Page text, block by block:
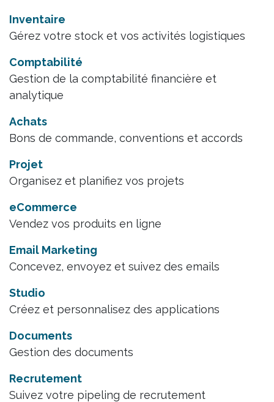
Inventaire
Gérez votre stock et vos activités logistiques
Comptabilité
Gestion de la comptabilité financière et
analytique
Achats
Bons de commande, conventions et accords
Projet
Organisez et planifiez vos projets
eCommerce
Vendez vos produits en ligne
Email Marketing
Concevez, envoyez et suivez des emails
Studio
Créez et personnalisez des applications
Documents
Gestion des documents
Recrutement
Suivez votre pipeling de recrutement